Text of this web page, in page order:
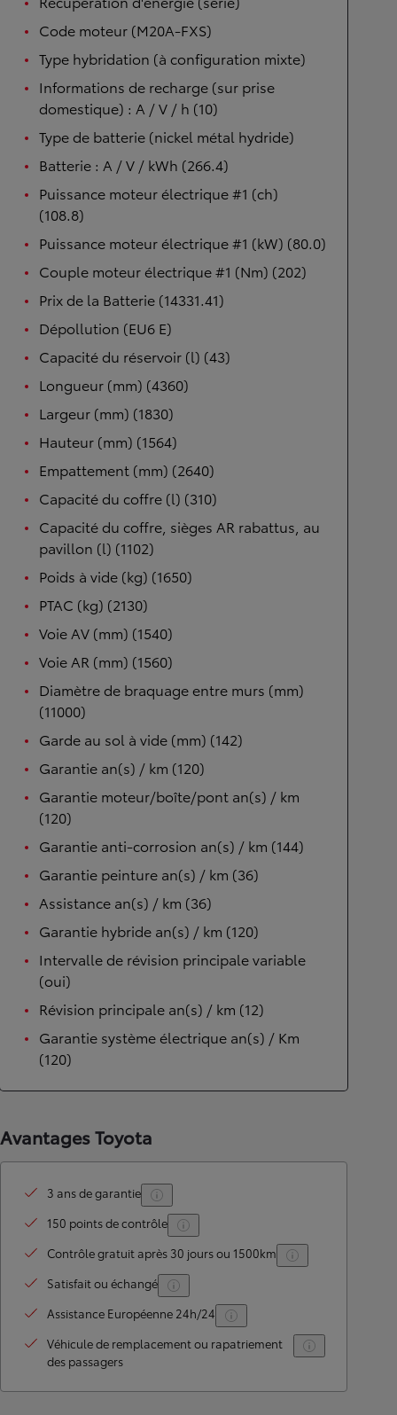
Code moteur (M20A-FXS)
Type hybridation (à configuration mixte)
Informations de recharge (sur prise
domestique) : A / V / h (10)
Type de batterie (nickel métal hydride)
Batterie : A / V / kWh (266.4)
Puissance moteur électrique #1 (ch)
(108.8)
Puissance moteur électrique #1 (kW) (80.0)
Couple moteur électrique #1 (Nm) (202)
Prix de la Batterie (14331.41)
Dépollution (EU6 E)
Capacité du réservoir (l) (43)
Longueur (mm) (4360)
Largeur (mm) (1830)
Hauteur (mm) (1564)
Empattement (mm) (2640)
Capacité du coffre (l) (310)
Capacité du coffre, sièges AR rabattus, au
pavillon (l) (1102)
Poids à vide (kg) (1650)
PTAC (kg) (2130)
Voie AV (mm) (1540)
Voie AR (mm) (1560)
Diamètre de braquage entre murs (mm)
(11000)
Garde au sol à vide (mm) (142)
Garantie an(s) / km (120)
Garantie moteur/boîte/pont an(s) / km
(120)
Garantie anti-corrosion an(s) / km (144)
Garantie peinture an(s) / km (36)
Assistance an(s) / km (36)
Garantie hybride an(s) / km (120)
Intervalle de révision principale variable
(oui)
Révision principale an(s) / km (12)
Garantie système électrique an(s) / Km
(120)
Avantages Toyota
3 ans de garantie
150 points de contrôle
Contrôle gratuit après 30 jours ou 1500km
Satisfait ou échangé
Assistance Européenne 24h/24
Véhicule de remplacement ou rapatriement
des passagers